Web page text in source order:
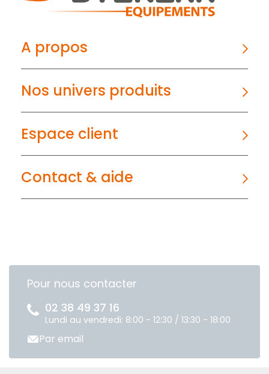
A propos
Nos univers produits
Espace client
Contact & aide
Pour nous contacter
02 38 49 37 16
Lundi au vendredi: 8:00 - 12:30 / 13:30 - 18:00
Par email